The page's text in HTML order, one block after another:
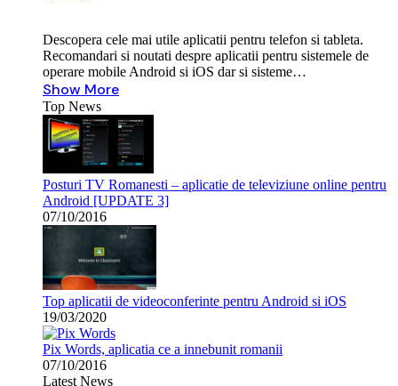
Descopera cele mai utile aplicatii pentru telefon si tableta.
Recomandari si noutati despre aplicatii pentru sistemele de
operare mobile Android si iOS dar si sisteme…
Show More
Top News
Posturi TV Romanesti – aplicatie de televiziune online pentru
Android [UPDATE 3]
07/10/2016
Top aplicatii de videoconferinte pentru Android si iOS
19/03/2020
Pix Words, aplicatia ce a innebunit romanii
07/10/2016
Latest News